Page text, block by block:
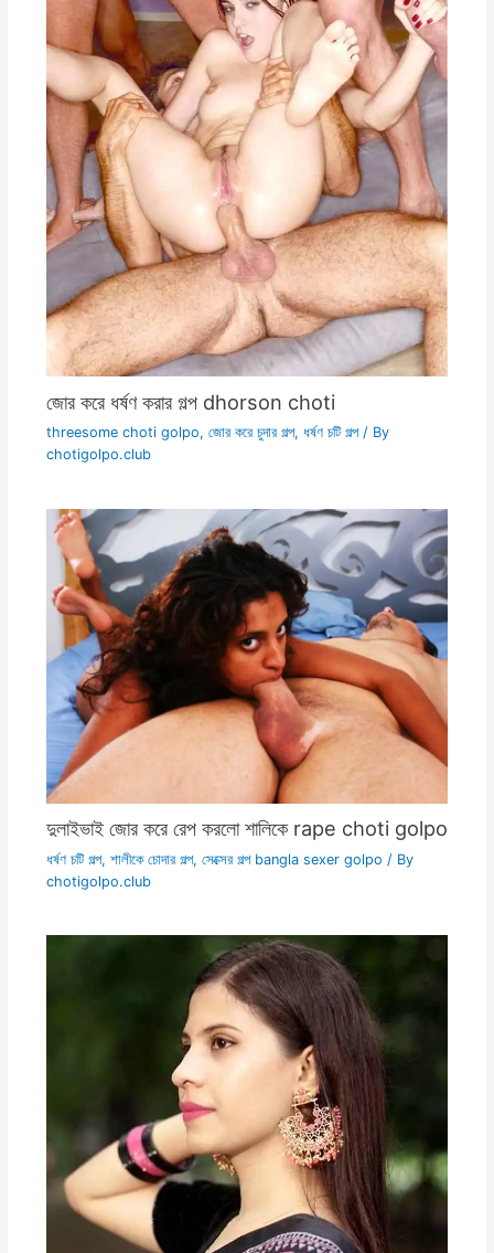
জোর করে ধর্ষণ করার গল্প dhorson choti
threesome choti golpo, জোর করে চুদার গল্প, ধর্ষণ চটি গল্প/ By
chotigolpo.club
দুলাইভাই জোর করে রেপ করলো শালিকে rape choti golpo
ধর্ষণ চটি গল্প, শালীকে চোদার গল্প, সেক্সের গল্প bangla sexer golpo / By
chotigolpo.club